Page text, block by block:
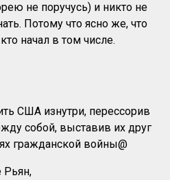
не поручусь) и никто не
Потому что ясно же, что
начал в том числе.
США изнутри, перессорив
собой, выставив их друг
гражданской войны@
Рьян,